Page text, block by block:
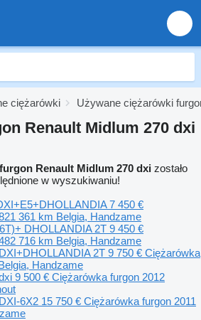
ciężarówki Używane ciężarówki
Renault Midlum 270 dxi
Renault Midlum 270 dxi zostało
w wyszukiwaniu!
7 450 €
361 km Belgia, Handzame
DHOLLANDIA 2T 9 450 €
716 km Belgia, Handzame
2T 9 750 € Ciężarówka
Handzame
9 500 € Ciężarówka furgon 2012
6X2 15 750 € Ciężarówka furgon 2011